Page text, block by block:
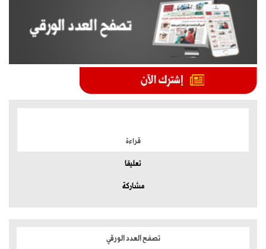
قراءة
تعليقا
مشاركة
تصفح العدد الورقي